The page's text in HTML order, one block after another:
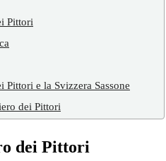
Pittori
e la Svizzera Sassone
dei Pittori
dei Pittori